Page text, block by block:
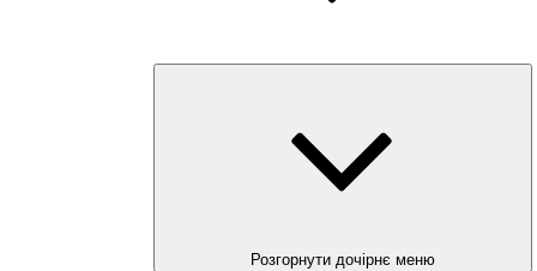
Розгорнути дочірнє меню